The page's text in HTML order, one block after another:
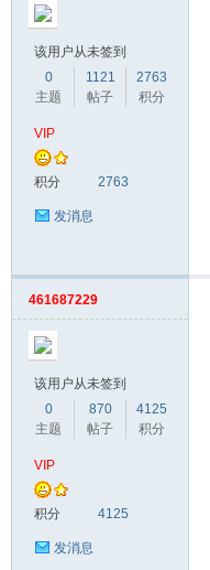
该用户从未签到
0
主题
1121
帖子
2763
积分
VIP
积分 2763
发消息
461687229
该用户从未签到
0
主题
870
帖子
4125
积分
VIP
积分 4125
发消息